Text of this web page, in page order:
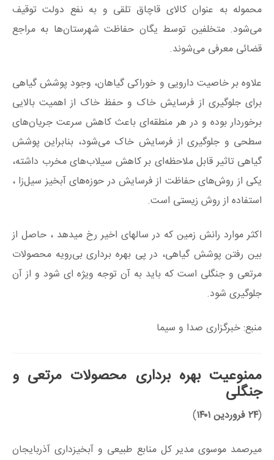
محموله به عنوان کالای قاچاق تلقی و به نفع دولت توقیف
می‌شود. متخلفین توسط یگان حفاظت شهرستان‌ها به مراجع
قضائی معرفی می‌شوند.
علاوه بر خاصیت دارویی و خوراکی گیاهان، وجود پوشش گیاهی
برای جلوگیری از فرسایش خاک و حفظ خاک از اهمیت بالایی
برخوردار بوده و در هر منطقه‌ای باعث کاهش سرعت جریان‌های
سطحی و جلوگیری از فرسایش خاک می‌شود، بنابراین پوشش
گیاهی تاثیر قابل ملاحظه‌ای بر کاهش سیلاب‌های مخرب داشته،
یکی از روش‌های حفاظت از فرسایش در حوزه‌های آبخیز سیل‌زا ،
استفاده از روش زیستی است.
اکثر موارد رانش زمین که در سالهای اخیر رخ میدهد ، حاصل از
بین رفتن پوشش گیاهی، در پی بهره برداری بی‌رویه محصولات
مرتعی و جنگلی است که باید به آن توجه ویژه ای شود و از آن
جلوگیری شود.
منبع: خبرگزاری صدا و سیما
ممنوعیت بهره برداری محصولات مرتعی و
جنگلی
(۲۴ فروردین ۱۴۰۱ )
میرصمد موسوی مدیر کل منابع طبیعی و آبخیزداری آذربایجان